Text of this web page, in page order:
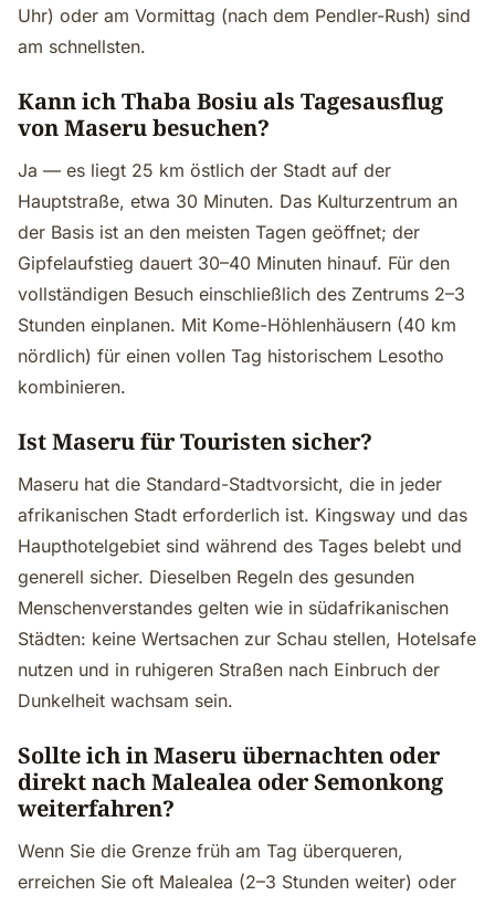
Uhr) oder am Vormittag (nach dem Pendler-Rush) sind
am schnellsten.
Kann ich Thaba Bosiu als Tagesausflug
von Maseru besuchen?
Ja — es liegt 25 km östlich der Stadt auf der
Hauptstraße, etwa 30 Minuten. Das Kulturzentrum an
der Basis ist an den meisten Tagen geöffnet; der
Gipfelaufstieg dauert 30–40 Minuten hinauf. Für den
vollständigen Besuch einschließlich des Zentrums 2–3
Stunden einplanen. Mit Kome-Höhlenhäusern (40 km
nördlich) für einen vollen Tag historischem Lesotho
kombinieren.
Ist Maseru für Touristen sicher?
Maseru hat die Standard-Stadtvorsicht, die in jeder
afrikanischen Stadt erforderlich ist. Kingsway und das
Haupthotelgebiet sind während des Tages belebt und
generell sicher. Dieselben Regeln des gesunden
Menschenverstandes gelten wie in südafrikanischen
Städten: keine Wertsachen zur Schau stellen, Hotelsafe
nutzen und in ruhigeren Straßen nach Einbruch der
Dunkelheit wachsam sein.
Sollte ich in Maseru übernachten oder
direkt nach Malealea oder Semonkong
weiterfahren?
Wenn Sie die Grenze früh am Tag überqueren,
erreichen Sie oft Malealea (2–3 Stunden weiter) oder